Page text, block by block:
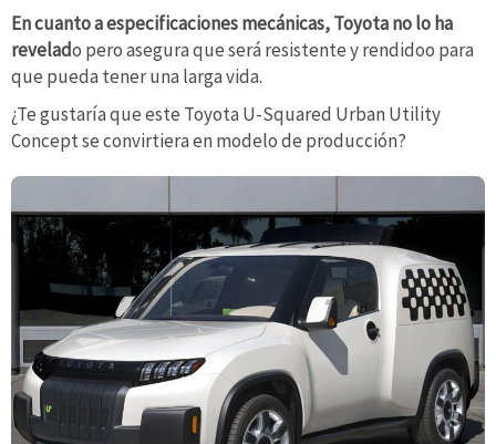
En cuanto a especificaciones mecánicas, Toyota no lo ha
revelado pero asegura que será resistente y rendidoo para
que pueda tener una larga vida.
¿Te gustaría que este Toyota U-Squared Urban Utility
Concept se convirtiera en modelo de producción?